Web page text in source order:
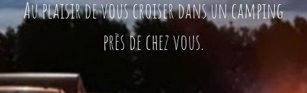
Au plaisir de vous croiser dans un camping
près de chez vous.